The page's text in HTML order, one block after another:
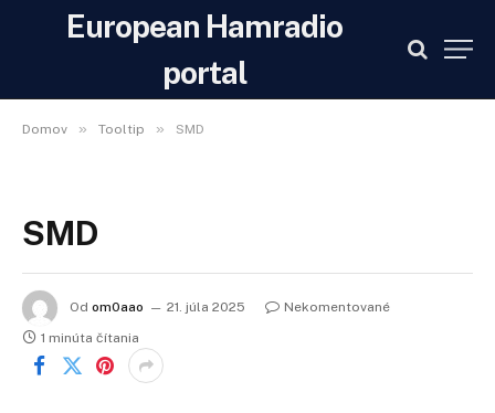
European Hamradio
portal
Domov » Tooltip » SMD
SMD
Od om0aao 21. júla 2025
Nekomentované
1 minúta čítania